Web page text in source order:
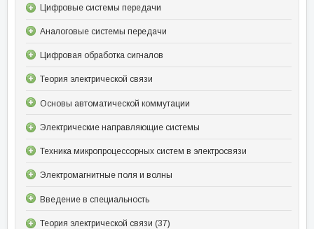
Цифровые системы передачи
Аналоговые системы передачи
Цифровая обработка сигналов
Теория электрической связи
Основы автоматической коммутации
Электрические направляющие системы
Техника микропроцессорных систем в электросвязи
Электромагнитные поля и волны
Введение в специальность
Теория электрической связи (37)